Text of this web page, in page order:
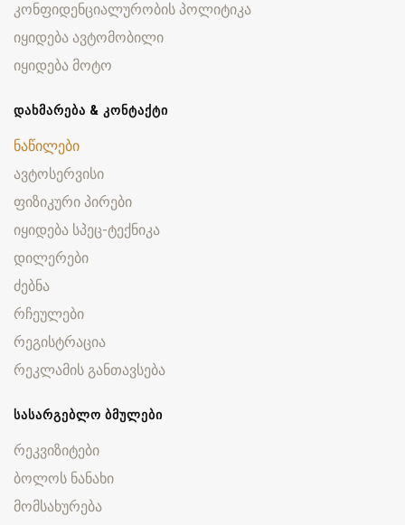
კონფიდენციალურობის პოლიტიკა
იყიდება ავტომობილი
იყიდება მოტო
ᲓᲐᲮᲛᲐᲠᲔᲑᲐ & ᲙᲝᲜᲢᲐᲥᲢᲘ
ნაწილები
ავტოსერვისი
ფიზიკური პირები
იყიდება სპეც-ტექნიკა
დილერები
ძებნა
რჩეულები
რეგისტრაცია
რეკლამის განთავსება
ᲡᲐᲡᲐᲠᲒᲔᲑᲚᲝ ᲑᲛᲣᲚᲔᲑᲘ
რეკვიზიტები
ბოლოს ნანახი
მომსახურება